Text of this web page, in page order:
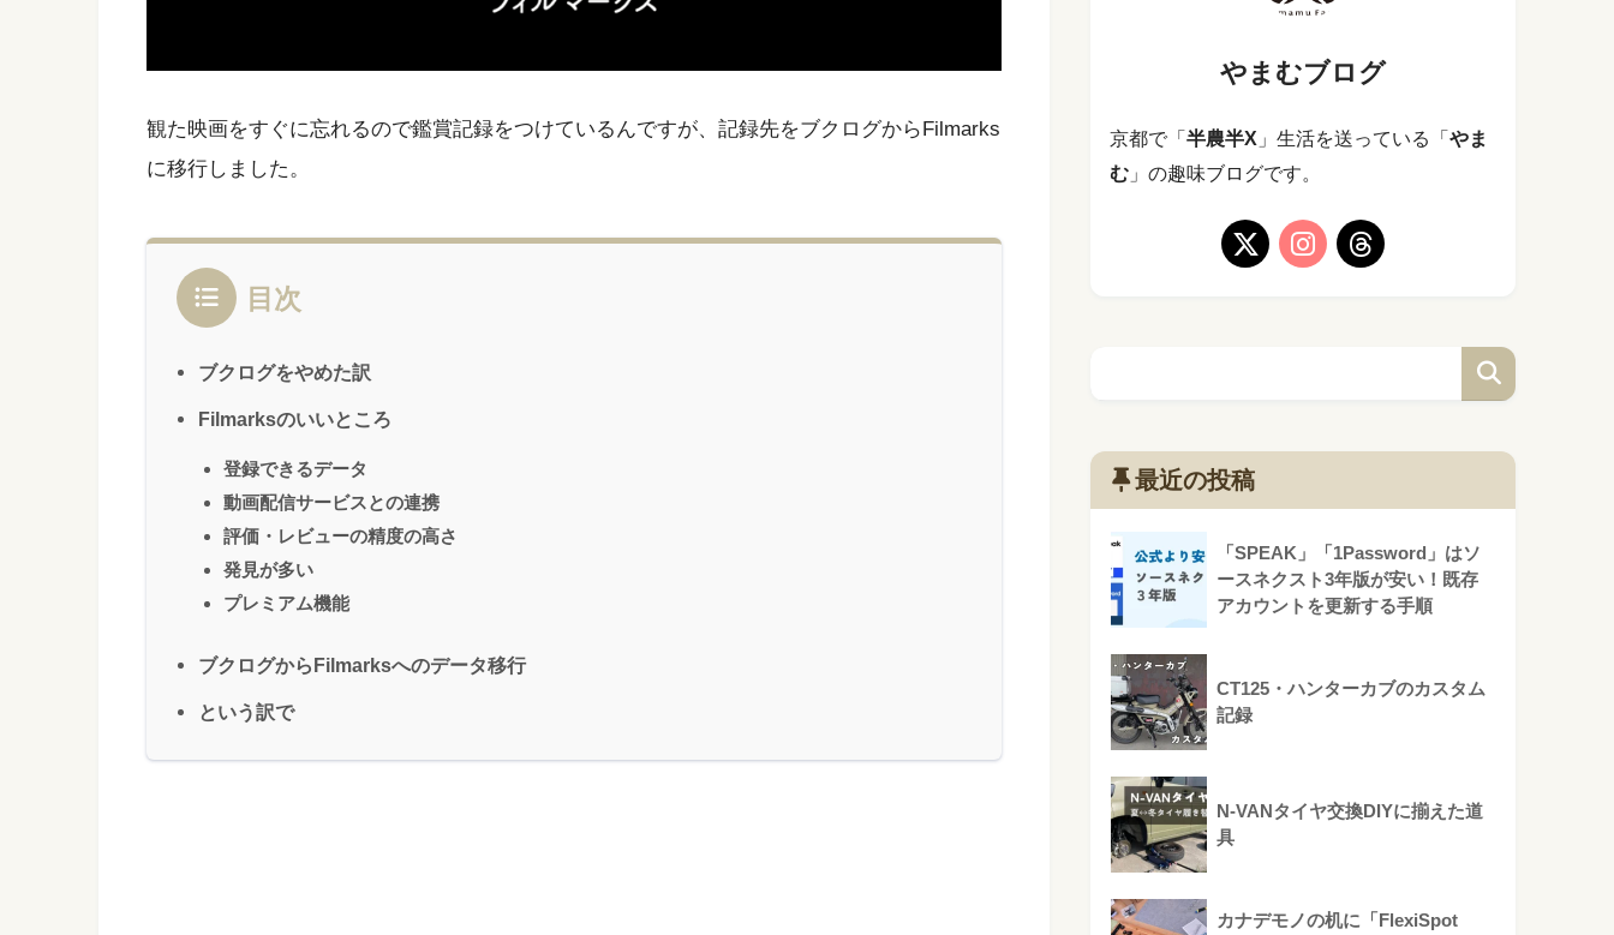
観た映画をすぐに忘れるので鑑賞記録をつけているんですが、記録先をブクログからFilmarks
に移行しました。
目次
ブクログをやめた訳
Filmarksのいいところ
登録できるデータ
動画配信サービスとの連携
評価・レビューの精度の高さ
発見が多い
プレミアム機能
ブクログからFilmarksへのデータ移行
という訳で
やまむブログ
京都で「 半農半X 」生活を送っている「 やま
む 」の趣味ブログです。
最近の投稿
「SPEAK」「1Password」はソ
ースネクスト3年版が安い！既存
アカウントを更新する手順
CT125・ハンターカブのカスタム
記録
N-VANタイヤ交換DIYに揃えた道
具
カナデモノの机に「FlexiSpot